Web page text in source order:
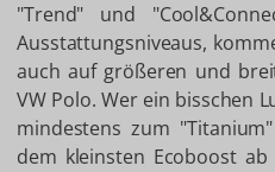
"Trend" und
Ausstattungsniveaus,
auch auf größeren und
VW Polo. Wer ein bisschen
mindestens zum
dem kleinsten Ecoboost